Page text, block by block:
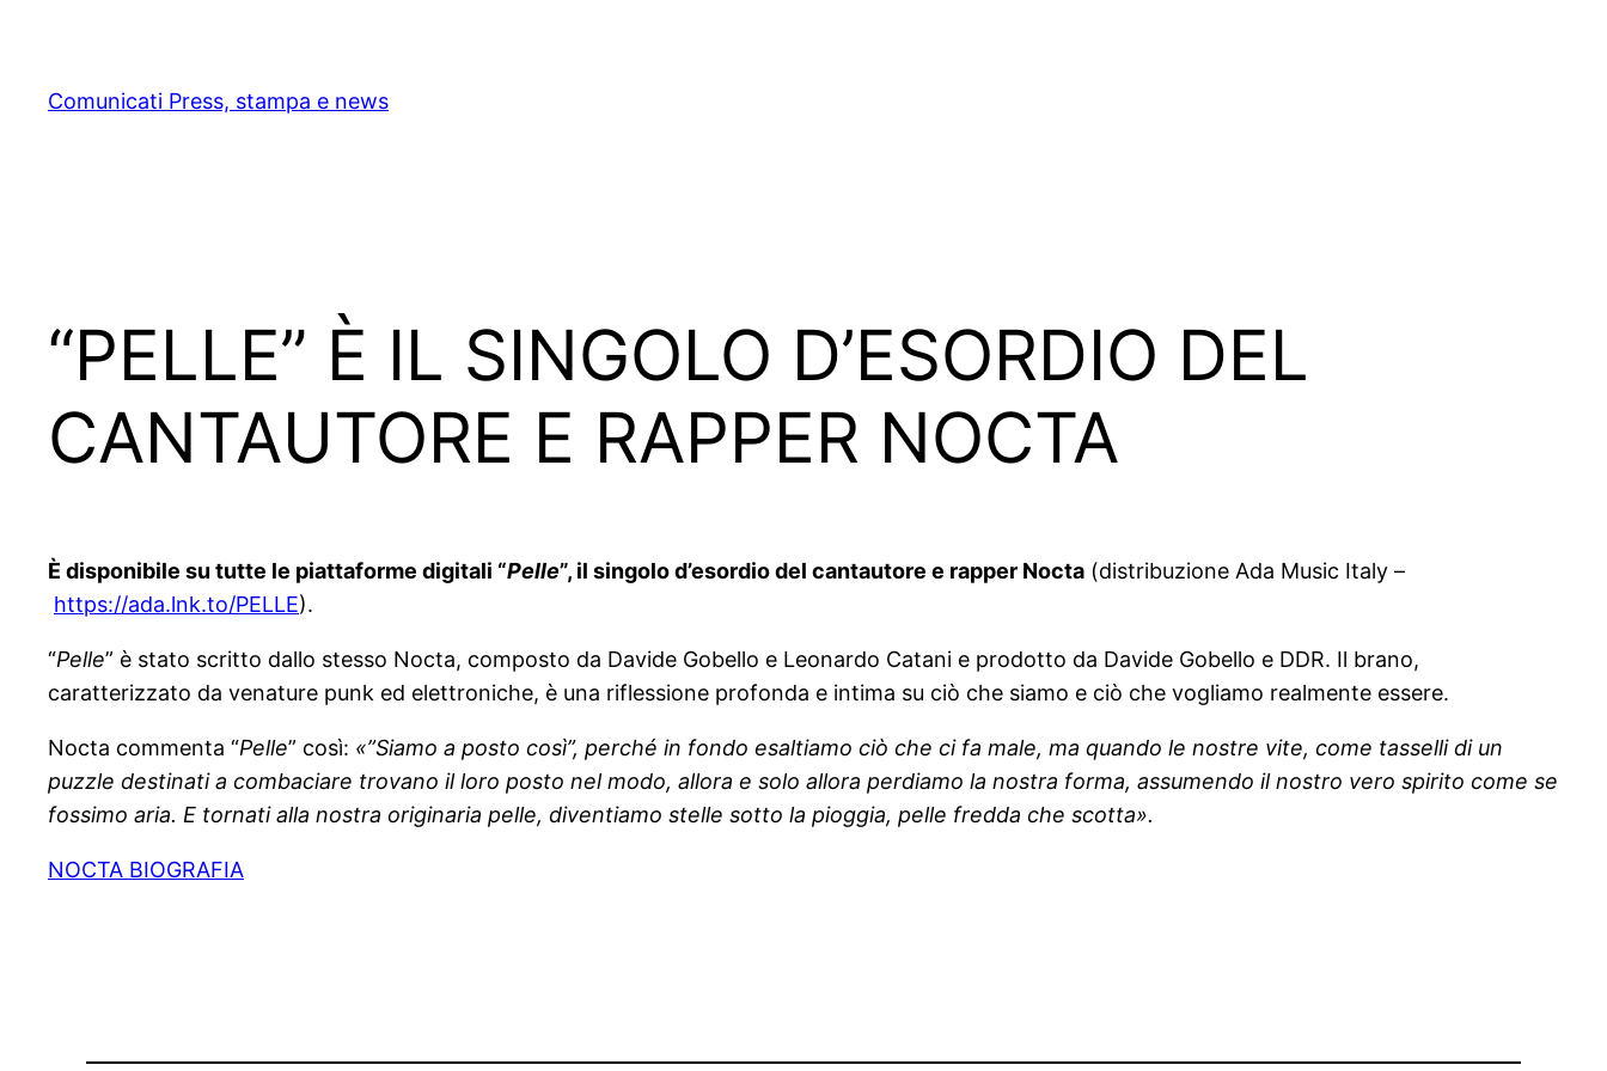
content
Comunicati Press, stampa e news
“PELLE” È IL SINGOLO D’ESORDIO DEL
CANTAUTORE E RAPPER NOCTA
È disponibile su tutte le piattaforme digitali “Pelle”, il singolo d’esordio del cantautore e rapper Nocta (distribuzione Ada Music Italy –
https://ada.lnk.to/PELLE).
“Pelle” è stato scritto dallo stesso Nocta, composto da Davide Gobello e Leonardo Catani e prodotto da Davide Gobello e DDR. Il brano,
caratterizzato da venature punk ed elettroniche, è una riflessione profonda e intima su ciò che siamo e ciò che vogliamo realmente essere.
Nocta commenta “Pelle” così: «”Siamo a posto così”, perché in fondo esaltiamo ciò che ci fa male, ma quando le nostre vite, come tasselli di un
puzzle destinati a combaciare trovano il loro posto nel modo, allora e solo allora perdiamo la nostra forma, assumendo il nostro vero spirito come se
fossimo aria. E tornati alla nostra originaria pelle, diventiamo stelle sotto la pioggia, pelle fredda che scotta».
NOCTA BIOGRAFIA